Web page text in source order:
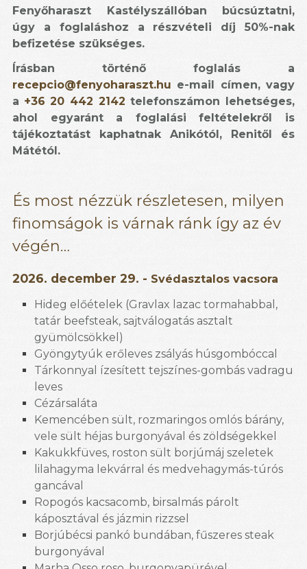
Fenyőharaszt Kastélyszállóban búcsúztatni,
úgy a foglaláshoz a részvételi díj 50%-nak
befizetése szükséges.
Írásban történő foglalás a
recepcio@fenyoharaszt.hu e-mail címen, vagy
a +36 20 442 2142 telefonszámon lehetséges,
ahol egyaránt a foglalási feltételekről is
tájékoztatást kaphatnak Anikótól, Renitől és
Mátétól.
És most nézzük részletesen, milyen
finomságok is várnak ránk így az év
végén…
2026. december 29. - Svédasztalos vacsora
Hideg előételek (Gravlax lazac tormahabbal,
tatár beefsteak, sajtválogatás asztalt
gyümölcsökkel)
Gyöngytyúk erőleves zsályás húsgombóccal
Tárkonnyal ízesített tejszínes-gombás vadragu
leves
Cézársaláta
Kemencében sült, rozmaringos omlós bárány,
vele sült héjas burgonyával és zöldségekkel
Kakukkfüves, roston sült borjúmáj szeletek
lilahagyma lekvárral és medvehagymás-túrós
gancával
Ropogós kacsacomb, birsalmás párolt
káposztával és jázmin rizzsel
Borjúbécsi pankó bundában, fűszeres steak
burgonyával